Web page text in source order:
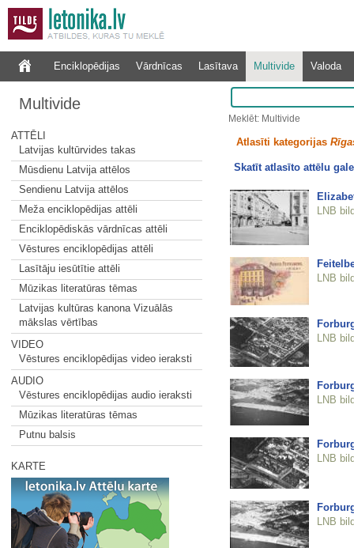
Enciklopēdijas Vārdnīcas Lasītava Multivide Valoda
Multivide
ATTĒLI
Latvijas kultūrvides takas
Mūsdienu Latvija attēlos
Sendienu Latvija attēlos
Meža enciklopēdijas attēli
Enciklopēdiskās vārdnīcas attēli
Vēstures enciklopēdijas attēli
Lasītāju iesūtītie attēli
Mūzikas literatūras tēmas
Latvijas kultūras kanona Vizuālās
mākslas vērtības
VIDEO
Vēstures enciklopēdijas video ieraksti
AUDIO
Vēstures enciklopēdijas audio ieraksti
Mūzikas literatūras tēmas
Putnu balsis
KARTE
Meklēt: Multivide
Atlasīti kategorijas
Skatīt atlasīto attēlu
LNB
LNB
LNB
LNB
LNB
LNB